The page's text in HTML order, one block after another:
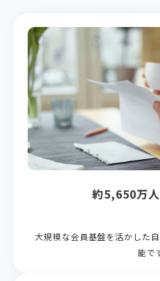
約5,650万
大規模な会員基盤を活かした
能で